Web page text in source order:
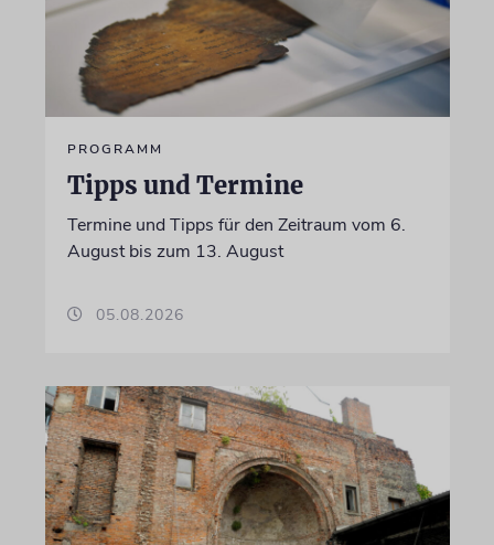
PROGRAMM
Tipps und Termine
Termine und Tipps für den Zeitraum vom 6.
August bis zum 13. August
05.08.2026